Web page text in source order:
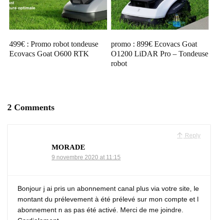
499€ : Promo robot tondeuse
Ecovacs Goat O600 RTK
promo : 899€ Ecovacs Goat
O1200 LiDAR Pro – Tondeuse
robot
2 Comments
Reply
MORADE
9 novembre 2020 at 11:15
Bonjour j ai pris un abonnement canal plus via votre site, le
montant du prélevement à été prélevé sur mon compte et l
abonnement n as pas été activé. Merci de me joindre.